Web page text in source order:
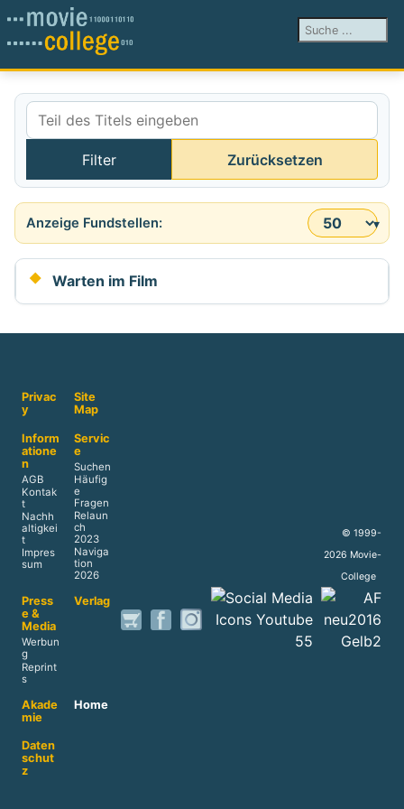
Suchen ...
Teil des Titels eingeben
Filter Zurücksetzen
Anzeige #
Warten im Film
Privac
y
Site
Map
Inform
atione
n
AGB
Kontak
t
Nachh
altigkei
t
Impres
sum
Servic
e
Suchen
Häufig
e
Fragen
Relaun
ch
2023
Naviga
tion
2026
Press
e &
Media
Werbun
g
Reprint
s
Verlag
Akade
mie
Home
Daten
schut
z
© 1999-
2026 Movie-
College